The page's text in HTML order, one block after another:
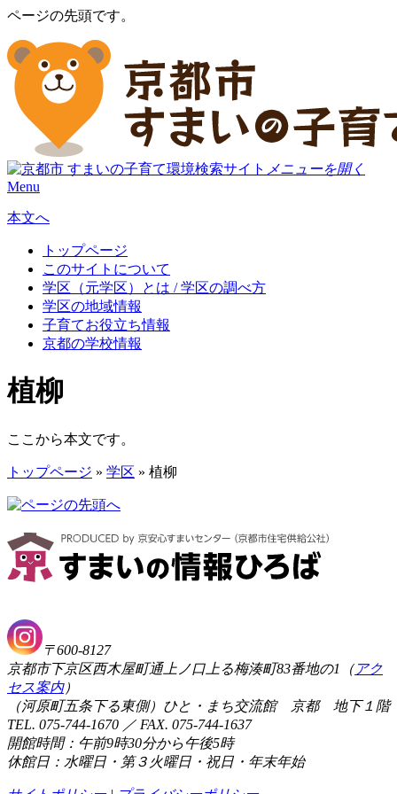
ページの先頭です。
メニューを開く
Menu
本文へ
トップページ
このサイトについて
学区（元学区）とは / 学区の調べ方
学区の地域情報
子育てお役立ち情報
京都の学校情報
植柳
ここから本文です。
トップページ » 学区 » 植柳
〒600-8127
京都市下京区西木屋町通上ノ口上る梅湊町83番地の1（ アク
セス案内）
（河原町五条下る東側）ひと・まち交流館 京都 地下１階
TEL. 075-744-1670 ／ FAX. 075-744-1637
開館時間：午前9時30分から午後5時
休館日：水曜日・第３火曜日・祝日・年末年始